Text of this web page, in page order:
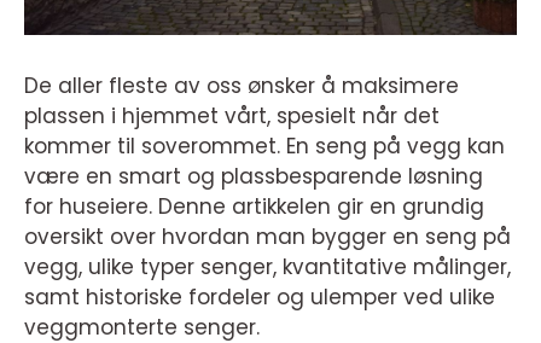
De aller fleste av oss ønsker å maksimere
plassen i hjemmet vårt, spesielt når det
kommer til soverommet. En seng på vegg kan
være en smart og plassbesparende løsning
for huseiere. Denne artikkelen gir en grundig
oversikt over hvordan man bygger en seng på
vegg, ulike typer senger, kvantitative målinger,
samt historiske fordeler og ulemper ved ulike
veggmonterte senger.